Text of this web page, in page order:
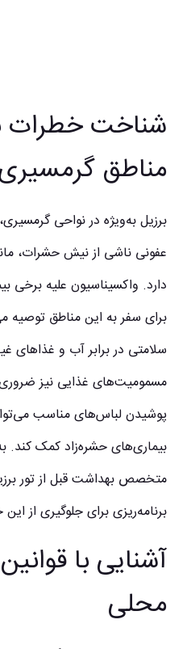
شناخت خطرات
مناطق
برزیل به‌ویژه در نواحی
عفونی ناشی از نیش حشرات،
دارد. واکسیناسیون علیه برخی
برای سفر به این مناطق توصیه
سلامتی در برابر آب و غذاهای
مسمومیت‌های غذایی نیز
پوشیدن لباس‌های مناسب
بیماری‌های حشره‌زاد کمک کند.
متخصص بهداشت قبل از تور
برنامه‌ریزی برای جلوگیری از
آشنایی با
محلی